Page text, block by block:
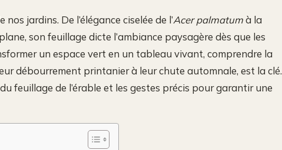
jardins. De l’élégance ciselée de l’Acer palmatumà la
son feuillage dicte l’ambiance paysagère dès que les
un espace vert en un tableau vivant, comprendre la
débourrement printanier à leur chute automnale, est la clé.
feuillage de l’érable et les gestes précis pour garantir une